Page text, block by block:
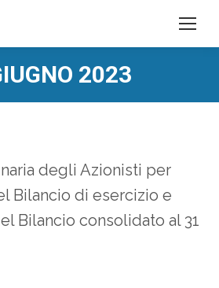
2023
Tu sei qui:
degli Azionisti per
Bilancio di esercizio e
Bilancio consolidato al 31